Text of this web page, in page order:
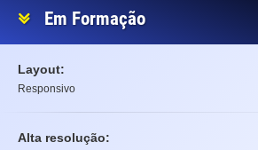
Em Formação
Layout:
Responsivo
Alta resolução: